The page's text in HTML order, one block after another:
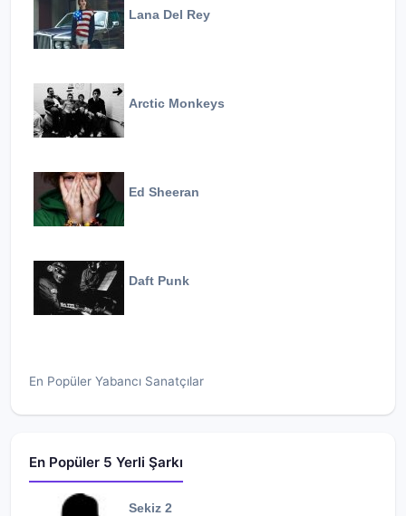
Lana Del Rey
Arctic Monkeys
Ed Sheeran
Daft Punk
En Popüler Yabancı Sanatçılar
En Popüler 5 Yerli Şarkı
Sekiz 2